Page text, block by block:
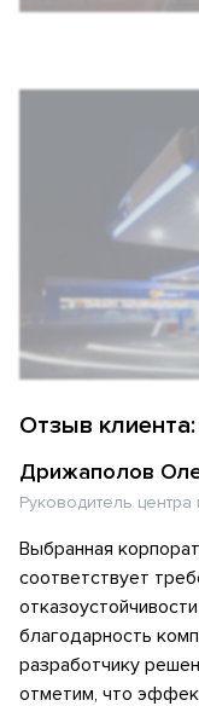
Отзыв клиента:
Дрижаполов
Руководитель
Выбранная
соответствует
благодарность
разработчику
отметим, что